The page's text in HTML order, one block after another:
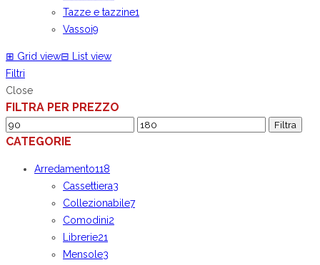
Tazze e tazzine1
Vassoi9
⊞ Grid view⊟
List view
Filtri
Close
FILTRA PER PREZZO
Prezzo
Min
Prezzo
Filtra
CATEGORIE
Arredamento118
Cassettiera3
Collezionabile7
Comodini2
Librerie21
Mensole3